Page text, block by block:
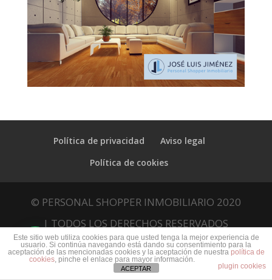
Política de privacidad
Aviso legal
Política de cookies
© PERSONAL SHOPPER INMOBILIARIO 2020
| TODOS LOS DERECHOS RESERVADOS
Este sitio web utiliza cookies para que usted tenga la mejor experiencia de
usuario. Si continúa navegando está dando su consentimiento para la
aceptación de las mencionadas cookies y la aceptación de nuestra política de
cookies, pinche el enlace para mayor información.
plugin cookies
ACEPTAR